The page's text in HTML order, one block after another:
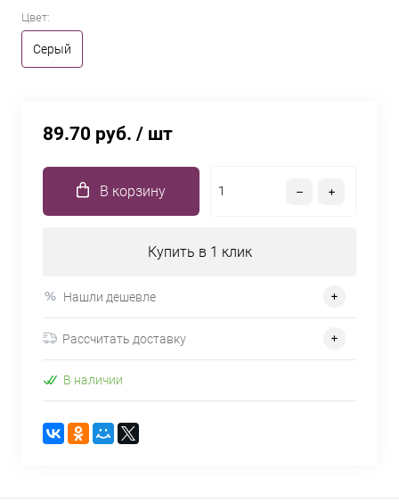
Цвет:
Серый
89.70 руб. / шт
В корзину
Купить в 1 клик
Нашли дешевле
Рассчитать доставку
В наличии